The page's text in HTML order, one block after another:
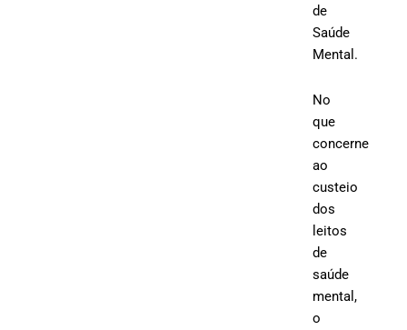
de
Saúde
Mental.
No
que
concerne
ao
custeio
dos
leitos
de
saúde
mental,
o